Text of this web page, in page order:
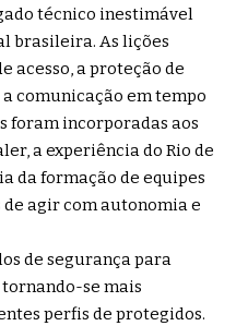
técnico inestimável
brasileira. As lições
acesso, a proteção de
comunicação em tempo
foram incorporadas aos
a experiência do Rio de
da formação de equipes
agir com autonomia e
de segurança para
se mais
perfis de protegidos.